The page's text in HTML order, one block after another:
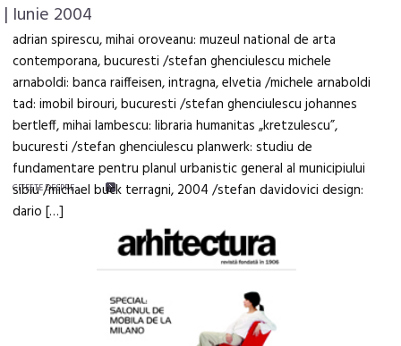
| Iunie 2004
adrian spirescu, mihai oroveanu: muzeul national de arta
contemporana, bucuresti /stefan ghenciulescu michele
arnaboldi: banca raiffeisen, intragna, elvetia /michele arnaboldi
tad: imobil birouri, bucuresti /stefan ghenciulescu johannes
bertleff, mihai lambescu: libraria humanitas „kretzulescu”,
bucuresti /stefan ghenciulescu planwerk: studiu de
fundamentare pentru planul urbanistic general al municipiului
sibiu /michael buck terragni, 2004 /stefan davidovici design:
dario […]
CITEŞTE DESPRE